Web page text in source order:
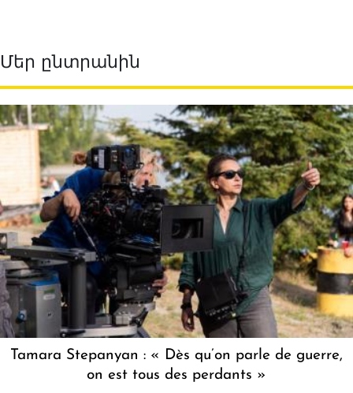
Մեր ընտրանին
Tamara Stepanyan : « Dès qu’on parle de guerre,
on est tous des perdants »